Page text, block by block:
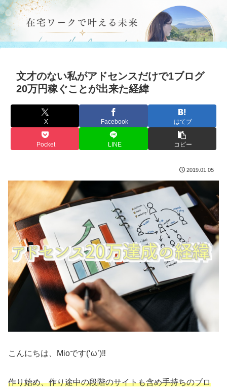
文才のない私がアドセンスだけで1ブログ
20万円稼ぐことが出来た経緯
X Facebook はてブ
Pocket LINE コピー
2019.01.05
こんにちは、Mioです(‘ω’)‼
作り始め、作り途中の段階のサイトも含め手持ちのブロ